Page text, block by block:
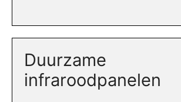
Duurzame
infraroodpanelen